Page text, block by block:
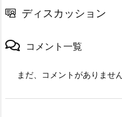
ディスカッション
コメント一覧
まだ、コメントがありませ